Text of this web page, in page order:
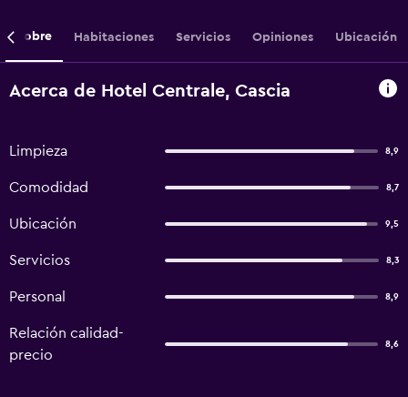
Sobre Habitaciones Servicios Opiniones Ubicación
Acerca de Hotel Centrale, Cascia
Limpieza 8,9
Comodidad 8,7
Ubicación 9,5
Servicios 8,3
Personal 8,9
Relación calidad-
precio
8,6